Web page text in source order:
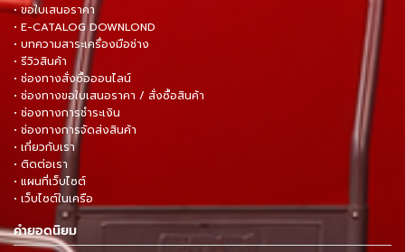
• ขอใบเสนอราคา
• E-CATALOG DOWNLOND
• บทความสาระเครื่องมือช่าง
• รีวิวสินค้า
• ช่องทางสั่งซื้อออนไลน์
• ช่องทางขอใบเสนอราคา / สั่งซื้อสินค้า
• ช่องทางการชำระเงิน
• ช่องทางการจัดส่งสินค้า
• เกี่ยวกับเรา
• ติดต่อเรา
• แผนที่เว็บไซต์
• เว็บไซต์ในเครือ
คำยอดนิยม